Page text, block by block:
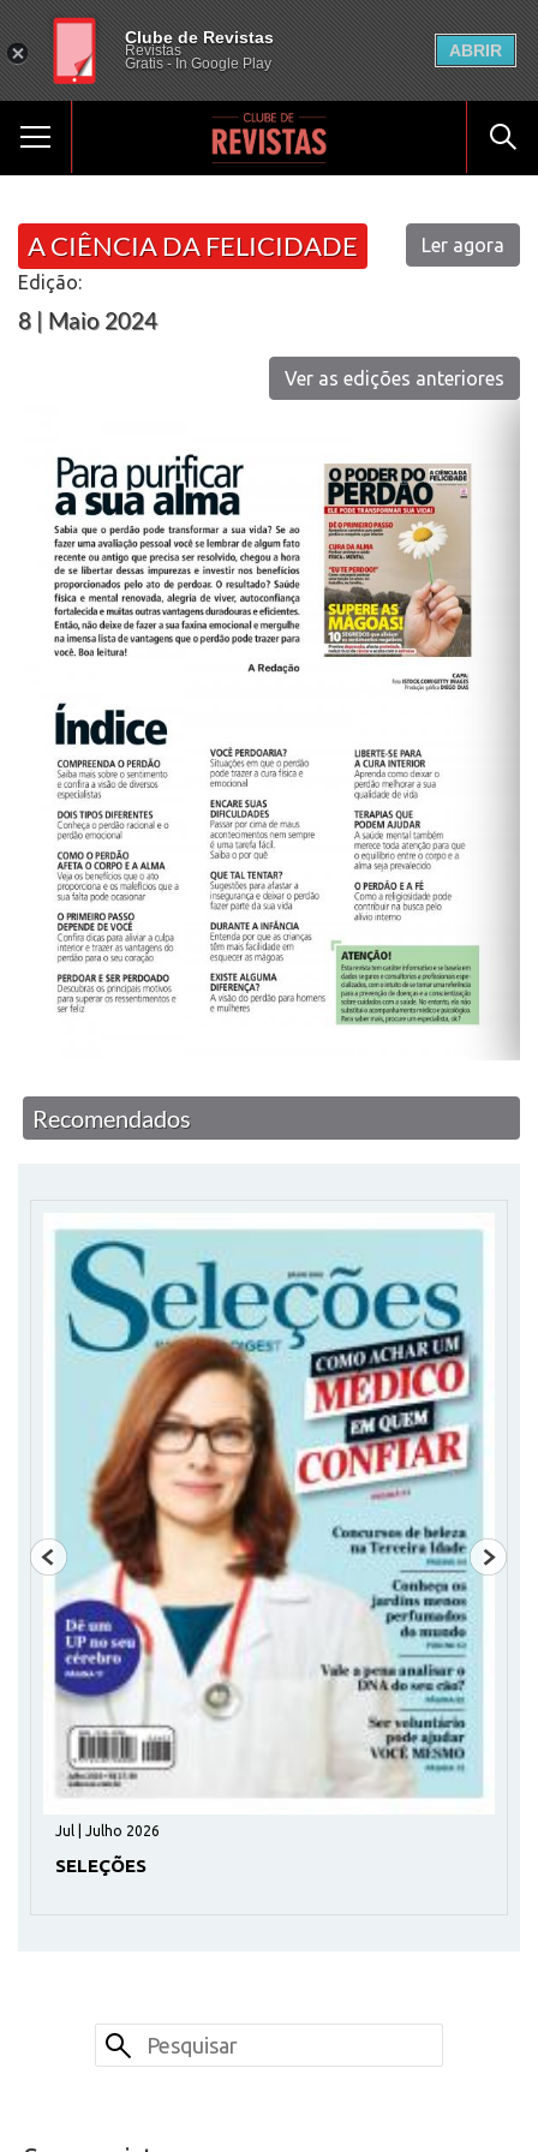
A CIÊNCIA DA FELICIDADE
Edição:
8 | Maio 2024
Ler agora
Ver as edições anteriores
Recomendados
Jul | Julho 2026
SELEÇÕES
Clube de Revistas
Revistas
Gratis - In Google Play
ABRIR